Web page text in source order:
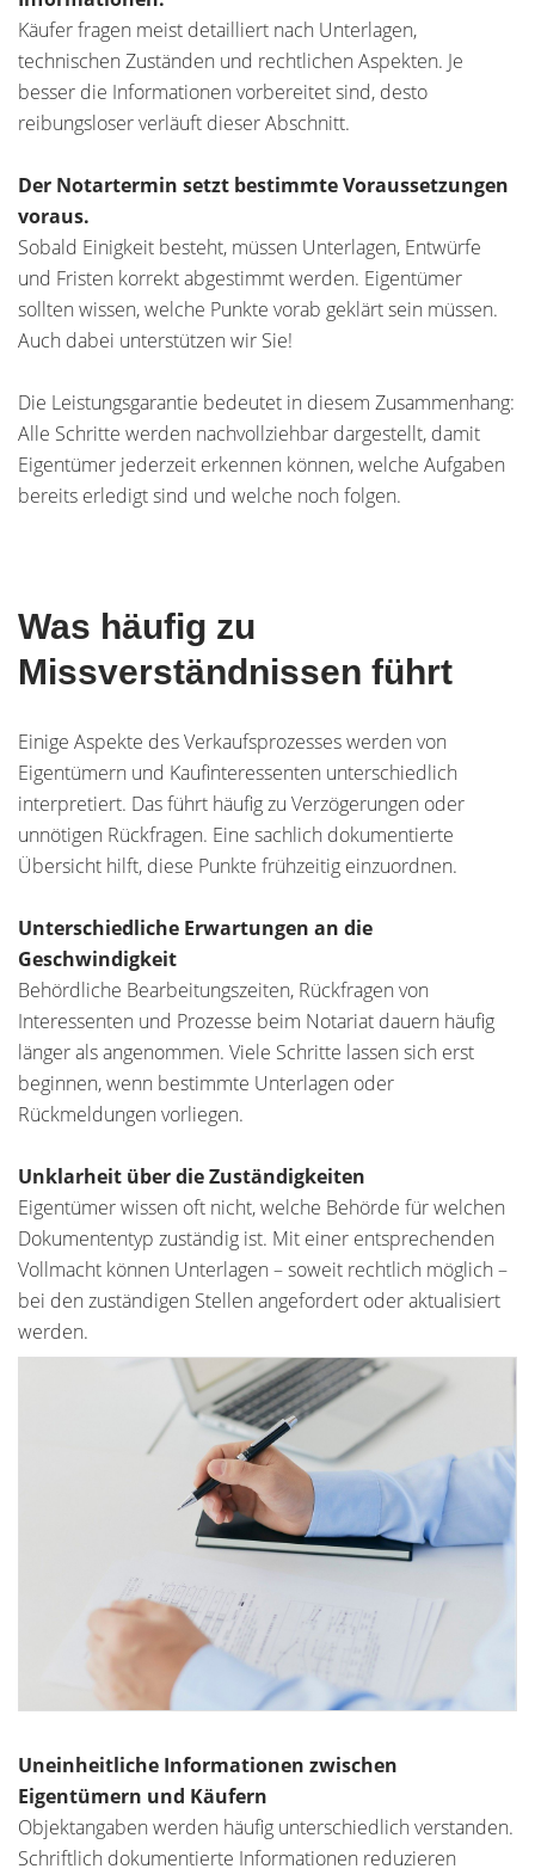
Käufer fragen meist detailliert nach Unterlagen,
technischen Zuständen und rechtlichen Aspekten. Je
besser die Informationen vorbereitet sind, desto
reibungsloser verläuft dieser Abschnitt.
Der Notartermin setzt bestimmte Voraussetzungen
voraus.
Sobald Einigkeit besteht, müssen Unterlagen, Entwürfe
und Fristen korrekt abgestimmt werden. Eigentümer
sollten wissen, welche Punkte vorab geklärt sein müssen.
Auch dabei unterstützen wir Sie!
Die Leistungsgarantie bedeutet in diesem Zusammenhang:
Alle Schritte werden nachvollziehbar dargestellt, damit
Eigentümer jederzeit erkennen können, welche Aufgaben
bereits erledigt sind und welche noch folgen.
Was häufig zu
Missverständnissen führt
Einige Aspekte des Verkaufsprozesses werden von
Eigentümern und Kaufinteressenten unterschiedlich
interpretiert. Das führt häufig zu Verzögerungen oder
unnötigen Rückfragen. Eine sachlich dokumentierte
Übersicht hilft, diese Punkte frühzeitig einzuordnen.
Unterschiedliche Erwartungen an die
Geschwindigkeit
Behördliche Bearbeitungszeiten, Rückfragen von
Interessenten und Prozesse beim Notariat dauern häufig
länger als angenommen. Viele Schritte lassen sich erst
beginnen, wenn bestimmte Unterlagen oder
Rückmeldungen vorliegen.
Unklarheit über die Zuständigkeiten
Eigentümer wissen oft nicht, welche Behörde für welchen
Dokumententyp zuständig ist. Mit einer entsprechenden
Vollmacht können Unterlagen – soweit rechtlich möglich –
bei den zuständigen Stellen angefordert oder aktualisiert
werden.
Uneinheitliche Informationen zwischen
Eigentümern und Käufern
Objektangaben werden häufig unterschiedlich verstanden.
Schriftlich dokumentierte Informationen reduzieren